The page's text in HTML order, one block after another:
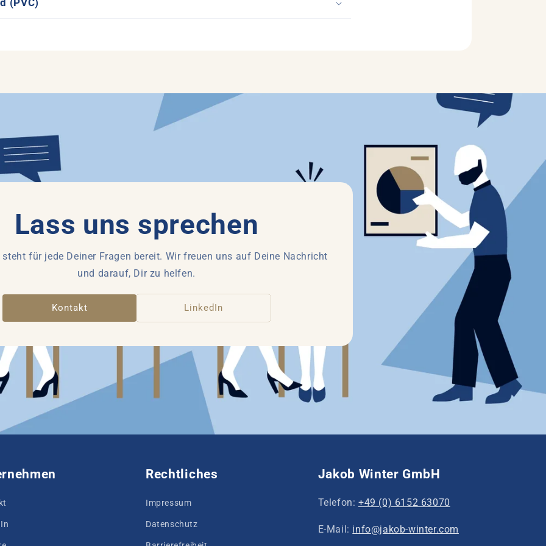
(PVC)
Lass uns sprechen
steht für jede Deiner Fragen bereit. Wir freuen uns auf Deine Nachricht
und darauf, Dir zu helfen.
Kontakt LinkedIn
Rechtliches
Impressum
Datenschutz
Jakob Winter GmbH
Telefon: +49 (0) 6152 63070
E-Mail: info@jakob-winter.com